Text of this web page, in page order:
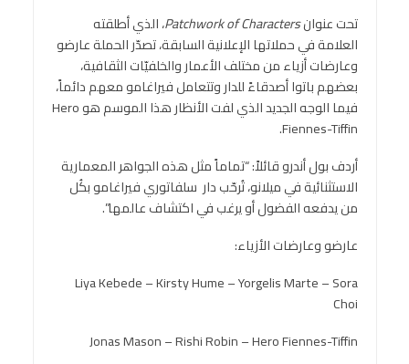
تحت عنوانPatchwork of Characters، الذي أطلقته
العلامة في حملاتها الإعلانية السابقة، تصدّر الحملة عارضو
وعارضات أزياء من مختلف الأعمار والخلفيّات الثقافية،
بعضهم باتوا أصدقاءً للدار وتتعامل فيراغامو معهم دائماً،
فيما الوجه الجديد الذي لفت الأنظار هذا الموسم هو Hero
Fiennes-Tiffin.
أردف بول أندرو قائلاً: “تماماً مثل هذه الجواهر المعمارية
الاستثنائية في ميلانو، تُرحّب دار سلفاتوري فيراغامو بكُل
من يدفعه الفضول أو يرغب في اكتشاف عالمها”.
عارضو وعارضات الأزياء:
Liya Kebede – Kirsty Hume – Yorgelis Marte – Sora
Choi
Jonas Mason – Rishi Robin – Hero Fiennes-Tiffin